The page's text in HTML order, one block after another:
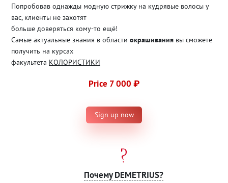
Попробовав однажды модную стрижку на кудрявые волосы у
вас, клиенты не захотят
больше доверяться кому-то ещё!
Самые актуальные знания в области окрашивания вы сможете
получить на курсах
факультета КОЛОРИСТИКИ
Price 7 000 ₽
Sign up now
Почему DEMETRIUS?